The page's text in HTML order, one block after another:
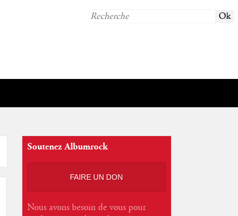
Soutenez Albumrock
FAIRE UN DON
Nous avons besoin de vous pour